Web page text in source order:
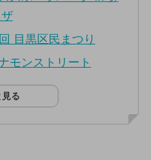
目黒区民まつり
モンストリート
見る